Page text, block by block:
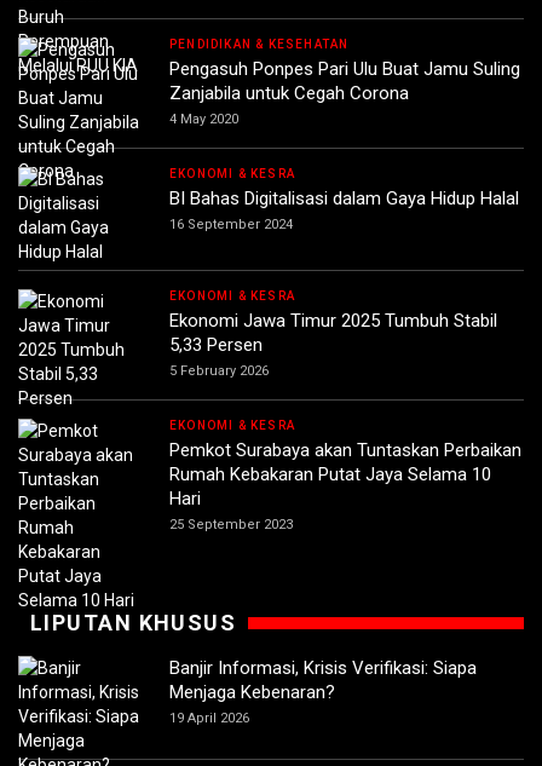
PENDIDIKAN & KESEHATAN
Pengasuh Ponpes Pari Ulu Buat Jamu Suling
Zanjabila untuk Cegah Corona
4 May 2020
EKONOMI & KESRA
BI Bahas Digitalisasi dalam Gaya Hidup Halal
16 September 2024
EKONOMI & KESRA
Ekonomi Jawa Timur 2025 Tumbuh Stabil
5,33 Persen
5 February 2026
EKONOMI & KESRA
Pemkot Surabaya akan Tuntaskan Perbaikan
Rumah Kebakaran Putat Jaya Selama 10
Hari
25 September 2023
LIPUTAN KHUSUS
Banjir Informasi, Krisis Verifikasi: Siapa
Menjaga Kebenaran?
19 April 2026